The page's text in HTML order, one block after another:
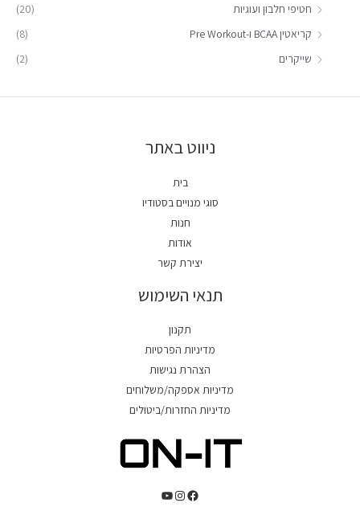
חטיפי חלבון ועוגיות
(20)
קריאטין BCAA ו-Pre Workout
(8)
שייקרים
(2)
ניווט באתר
בית
סוגי מנויים בסטודיו
חנות
אודות
יצירת קשר
תנאי השימוש
תקנון
מדיניות הפרטיות
הצהרת נגישות
מדיניות אספקה/משלוחים
מדיניות החזרות/ביטולים